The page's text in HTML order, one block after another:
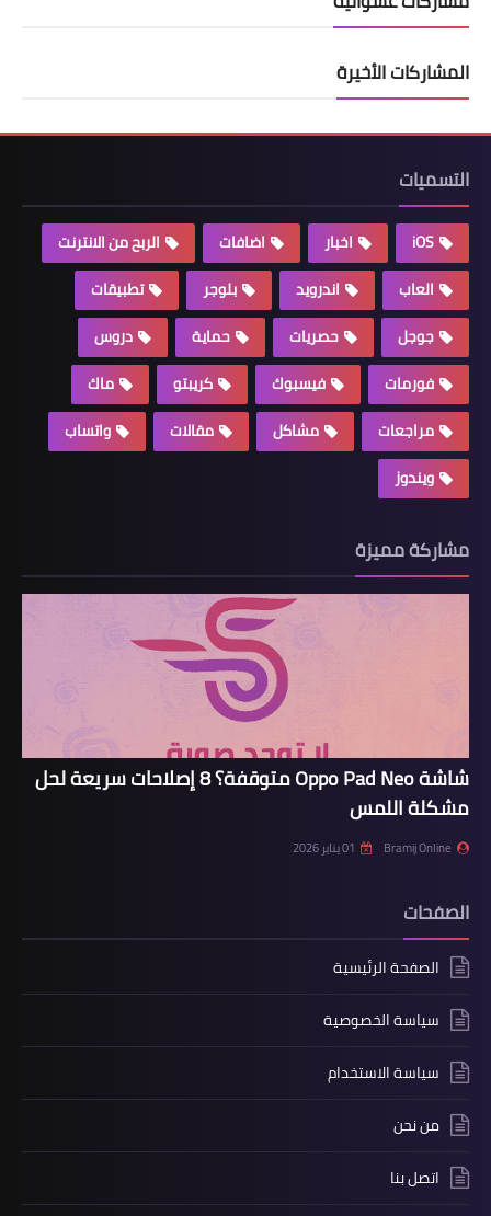
المشاركات الأخيرة
التسميات
iOS اخبار اضافات
الربح من الانترنت
العاب
اندرويد بلوجر
تطبيقات
جوجل
حصريات حماية
دروس
فورمات
فيسبوك كريبتو
ماك
مراجعات
مشاكل مقالات
واتساب
ويندوز
مشاركة مميزة
شاشة Oppo Pad Neo متوقفة؟ 8 إصلاحات سريعة لحل
مشكلة اللمس
Bramij Online 01 يناير 2026
الصفحات
الصفحة الرئيسية
سياسة الخصوصية
سياسة الاستخدام
من نحن
اتصل بنا